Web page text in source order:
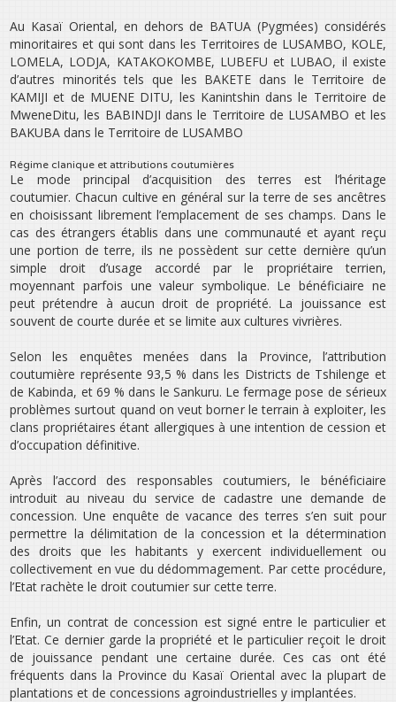
Au Kasaï Oriental, en dehors de BATUA (Pygmées) considérés
minoritaires et qui sont dans les Territoires de LUSAMBO, KOLE,
LOMELA, LODJA, KATAKO­KOMBE, LUBEFU et LUBAO, il existe
d’autres minorités tels que les BAKETE dans le Territoire de
KAMIJI et de MUENE DITU, les Kanintshin dans le Territoire de
Mwene­Ditu, les BABINDJI dans le Territoire de LUSAMBO et les
BAKUBA dans le Territoire de LUSAMBO
Régime clanique et attributions coutumières
Le mode principal d’acquisition des terres est l’héritage
coutumier. Chacun cultive en général sur la terre de ses ancêtres
en choisissant librement l’emplacement de ses champs. Dans le
cas des étrangers établis dans une communauté et ayant reçu
une portion de terre, ils ne possèdent sur cette dernière qu’un
simple droit d’usage accordé par le propriétaire terrien,
moyennant parfois une valeur symbolique. Le bénéficiaire ne
peut prétendre à aucun droit de propriété. La jouissance est
souvent de courte durée et se limite aux cultures vivrières.
Selon les enquêtes menées dans la Province, l’attribution
coutumière représente 93,5 % dans les Districts de Tshilenge et
de Kabinda, et 69 % dans le Sankuru. Le fermage pose de sérieux
problèmes surtout quand on veut borner le terrain à exploiter, les
clans propriétaires étant allergiques à une intention de cession et
d’occupation définitive.
Après l’accord des responsables coutumiers, le bénéficiaire
introduit au niveau du service de cadastre une demande de
concession. Une enquête de vacance des terres s’en suit pour
permettre la délimitation de la concession et la détermination
des droits que les habitants y exercent individuellement ou
collectivement en vue du dédommagement. Par cette procédure,
l’Etat rachète le droit coutumier sur cette terre.
Enfin, un contrat de concession est signé entre le particulier et
l’Etat. Ce dernier garde la propriété et le particulier reçoit le droit
de jouissance pendant une certaine durée. Ces cas ont été
fréquents dans la Province du Kasaï Oriental avec la plupart de
plantations et de concessions agro­industrielles y implantées.